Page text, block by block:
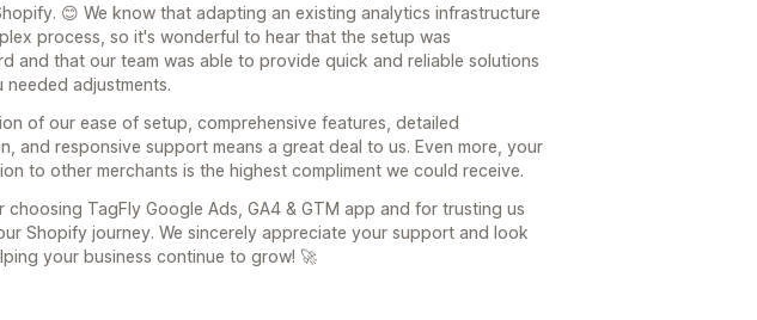
😊 We know that adapting an existing analytics infrastructure
process, so it's wonderful to hear that the setup was
and that our team was able to provide quick and reliable solutions
needed adjustments.
of our ease of setup, comprehensive features, detailed
and responsive support means a great deal to us. Even more, your
to other merchants is the highest compliment we could receive.
choosing TagFly Google Ads, GA4 & GTM app and for trusting us
Shopify journey. We sincerely appreciate your support and look
your business continue to grow! 🚀